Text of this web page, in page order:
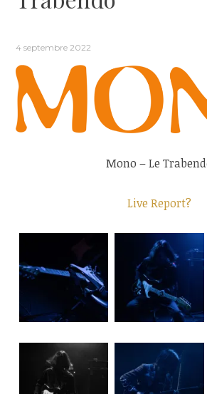
4 septembre 2022
Mono – Le
Live Report?